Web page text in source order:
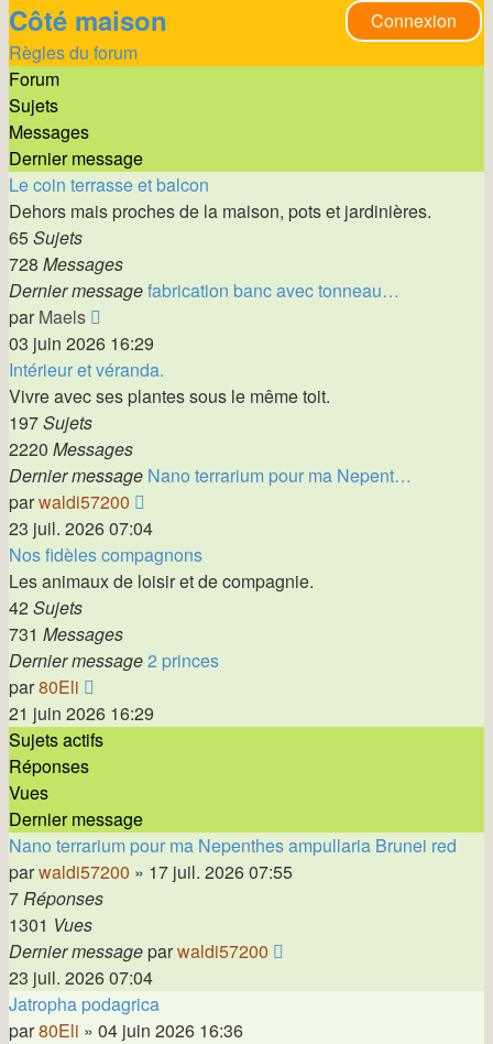
Connexion
Côté maison
Règles du forum
Forum
Sujets
Messages
Dernier message
Le coin terrasse et balcon
Dehors mais proches de la maison, pots et jardinières.
65Sujets
728 Messages
Dernier messagefabrication banc avec tonneau…
parMaels
le
dernier
message
03 juin 2026 16:29
Intérieur et véranda.
Vivre avec ses plantes sous le même toit.
197Sujets
2220 Messages
Dernier message Nano terrarium pour ma Nepent…
parwaldi57200
le
dernier
message
23 juil. 2026 07:04
Nos fidèles compagnons
Les animaux de loisir et de compagnie.
42 Sujets
731 Messages
Dernier message2 princes
par80Eli
le
dernier
21 juin 2026 16:29
Sujets actifs
Réponses
Vues
Dernier message
Nano terrarium pour ma Nepenthes ampullaria Brunei red
parwaldi57200 » 17 juil. 2026 07:55
7Réponses
1301 Vues
Dernier messageparwaldi57200
23 juil. 2026 07:04
Jatropha podagrica
par80Eli » 04 juin 2026 16:36